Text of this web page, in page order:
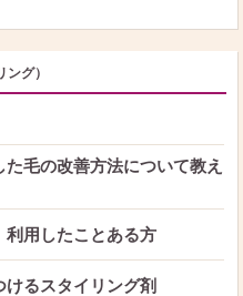
ング）
毛の改善方法について教え
用したことある方
るスタイリング剤